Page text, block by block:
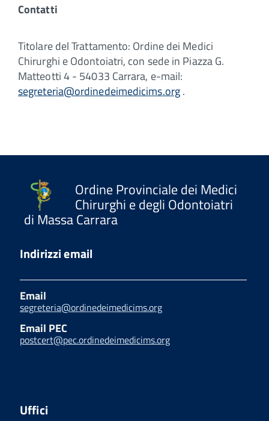
Contatti
Titolare del Trattamento: Ordine dei Medici
Chirurghi e Odontoiatri, con sede in Piazza G.
Matteotti 4 - 54033 Carrara, e-mail:
segreteria@ordinedeimedicims.org.
Ordine Provinciale dei Medici
Chirurghi e degli Odontoiatri
di Massa Carrara
Indirizzi email
Email
segreteria@ordinedeimedicims.org
Email PEC
postcert@pec.ordinedeimedicims.org
Uffici